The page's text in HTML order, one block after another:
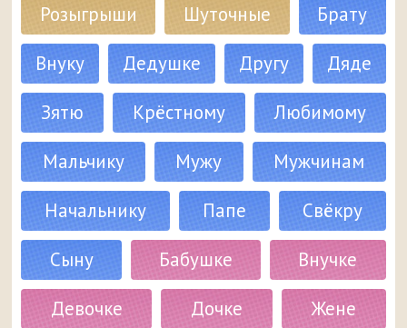
Розыгрыши
Шуточные
Брату
Внуку
Дедушке Другу
Дяде
Зятю
Крёстному
Любимому
Мальчику
Мужу
Мужчинам
Начальнику
Папе
Свёкру
Сыну
Бабушке
Внучке
Девочке
Дочке
Жене